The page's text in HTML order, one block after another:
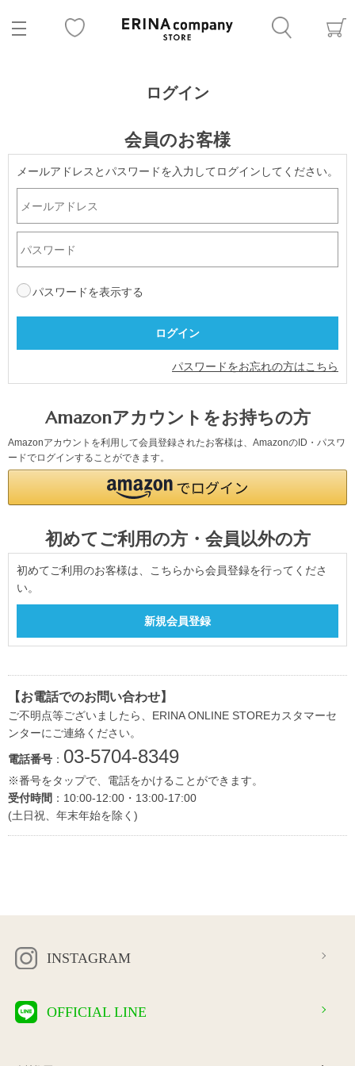
ログイン
会員のお客様
メールアドレスとパスワードを入力してログインしてください。
パスワードを表示する
パスワードをお忘れの方はこちら
Amazonアカウントをお持ちの方
Amazonアカウントを利用して会員登録されたお客様は、AmazonのID・パスワ
ードでログインすることができます。
初めてご利用の方・会員以外の方
初めてご利用のお客様は、こちらから会員登録を行ってくださ
い。
【お電話でのお問い合わせ】
ご不明点等ございましたら、ERINA ONLINE STOREカスタマーセ
ンターにご連絡ください。
電話番号 ： 03-5704-8349
※番号をタップで、電話をかけることができます。
受付時間 ：10:00-12:00・13:00-17:00
(土日祝、年末年始を除く)
INSTAGRAM
OFFICIAL LINE